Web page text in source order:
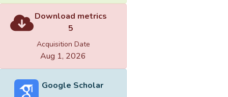
Download metrics
5
Acquisition Date
Aug 1, 2026
Google Scholar